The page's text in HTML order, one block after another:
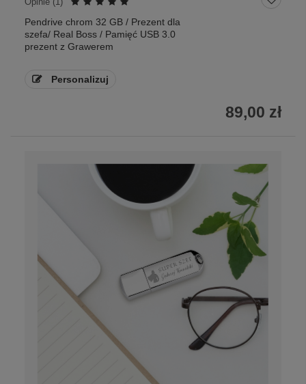
Pendrive chrom 32 GB / Prezent dla
szefa/ Real Boss / Pamięć USB 3.0
prezent z Grawerem
Personalizuj
89,00 zł